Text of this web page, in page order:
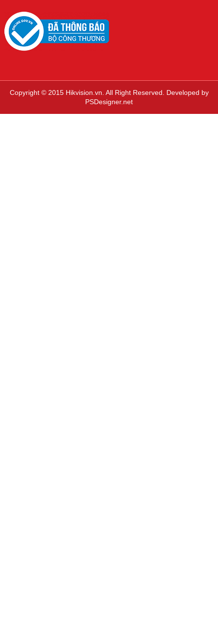
Copyright © 2015 Hikvision.vn. All Right Reserved. Developed by
PSDesigner.net